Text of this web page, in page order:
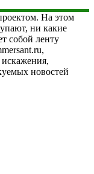
На этом
ни какие
собой ленту
новостей